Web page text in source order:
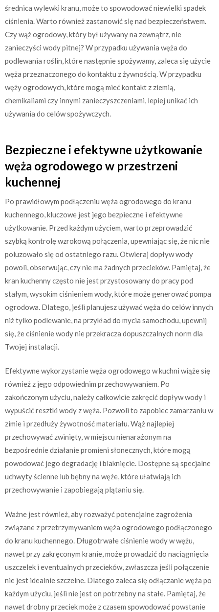
średnica wylewki kranu, może to spowodować niewielki spadek
ciśnienia. Warto również zastanowić się nad bezpieczeństwem.
Czy wąż ogrodowy, który był używany na zewnątrz, nie
zanieczyści wody pitnej? W przypadku używania węża do
podlewania roślin, które następnie spożywamy, zaleca się użycie
węża przeznaczonego do kontaktu z żywnością. W przypadku
węży ogrodowych, które mogą mieć kontakt z ziemią,
chemikaliami czy innymi zanieczyszczeniami, lepiej unikać ich
używania do celów spożywczych.
Bezpieczne i efektywne użytkowanie
węża ogrodowego w przestrzeni
kuchennej
Po prawidłowym podłączeniu węża ogrodowego do kranu
kuchennego, kluczowe jest jego bezpieczne i efektywne
użytkowanie. Przed każdym użyciem, warto przeprowadzić
szybką kontrolę wzrokową połączenia, upewniając się, że nic nie
poluzowało się od ostatniego razu. Otwieraj dopływ wody
powoli, obserwując, czy nie ma żadnych przecieków. Pamiętaj, że
kran kuchenny często nie jest przystosowany do pracy pod
stałym, wysokim ciśnieniem wody, które może generować pompa
ogrodowa. Dlatego, jeśli planujesz używać węża do celów innych
niż tylko podlewanie, na przykład do mycia samochodu, upewnij
się, że ciśnienie wody nie przekracza dopuszczalnych norm dla
Twojej instalacji.
Efektywne wykorzystanie węża ogrodowego w kuchni wiąże się
również z jego odpowiednim przechowywaniem. Po
zakończonym użyciu, należy całkowicie zakręcić dopływ wody i
wypuścić resztki wody z węża. Pozwoli to zapobiec zamarzaniu w
zimie i przedłuży żywotność materiału. Wąż najlepiej
przechowywać zwinięty, w miejscu nienarażonym na
bezpośrednie działanie promieni słonecznych, które mogą
powodować jego degradację i blaknięcie. Dostępne są specjalne
uchwyty ścienne lub bębny na węże, które ułatwiają ich
przechowywanie i zapobiegają plątaniu się.
Ważne jest również, aby rozważyć potencjalne zagrożenia
związane z przetrzymywaniem węża ogrodowego podłączonego
do kranu kuchennego. Długotrwałe ciśnienie wody w wężu,
nawet przy zakręconym kranie, może prowadzić do naciągnięcia
uszczelek i eventualnych przecieków, zwłaszcza jeśli połączenie
nie jest idealnie szczelne. Dlatego zaleca się odłączanie węża po
każdym użyciu, jeśli nie jest on potrzebny na stałe. Pamiętaj, że
nawet drobny przeciek może z czasem spowodować powstanie